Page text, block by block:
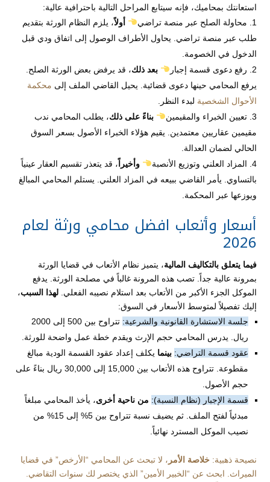
استعانتك بمحاميك، فإنه سيتابع المراحل التالية باحترافية عالية:
محاولة الصلح عبر منصة تراضي
أولاً، يلزم النظام الورثة بتقديم
طلب عبر منصة تراضي. يحاول الأطراف الوصول إلى اتفاق ودي قبل
الدخول في الخصومة.
رفع دعوى قسمة إجبار
بعد ذلك، قد يرفض بعض الورثة الصلح.
يرفع المحامي حينها دعوى قضائية. يحيل القاضي الملف إلى محكمة
الأحوال الشخصية لبدء النظر.
تعيين الخبراء والمقيمين
بناءً على ذلك، يطلب المحامي ندب
مقيمين عقاريين معتمدين. يقيم هؤلاء الخبراء الأصول بسعر السوق
الحالي لضمان العدالة.
المزاد العلني وتوزيع الأنصبة
وأخيراً ، قد يتعذر تقسيم العقار عينياً
بالتساوي. يأمر القاضي ببيعه في المزاد العلني. يستلم المحامي المبالغ
ويوزعها عبر المحكمة.
أسعار وأتعاب افضل محامي ورثة لعام
2026
فيما يتعلق بالتكاليف المالية، يتميز نظام الأتعاب في قضايا الورثة
بمرونة عالية جداً. تصب هذه المرونة غالباً في مصلحة الورثة. يدفع
الموكل الجزء الأكبر من الأتعاب بعد استلام نصيبه الفعلي. لهذا السبب،
إليك تفصيلاً لمتوسط الأسعار في السوق:
جلسة الاستشارة القانونية والشرعية:
تتراوح بين 500 إلى 2000
ريال. يدرس المحامي حجم الإرث ويقدم خطة عمل واضحة للورثة.
عقود قسمة التراضي: بينما يكلف إعداد عقود القسمة الودية مبالغ
مقطوعة. تتراوح هذه الأتعاب بين 15,000 إلى 30,000 ريال بناءً على
حجم الأصول.
قسمة الإجبار (نظام النسبة): من ناحية أخرى، يأخذ المحامي مبلغاً
مبدئياً لفتح الملف. ثم يضيف نسبة تتراوح بين 5% إلى 15% من
نصيب الموكل المسترد نهائياً.
نصيحة ذهبية: خلاصة الأمر ، لا تبحث عن المحامي “الأرخص” في قضايا
الميراث. ابحث عن “الخبير الأمين” الذي يختصر لك سنوات التقاضي.